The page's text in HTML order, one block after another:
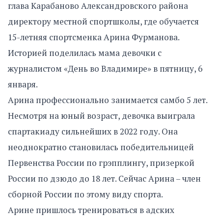
глава Карабаново Александровского района
директору местной спортшколы, где обучается
15-летняя спортсменка Арина Фурманова.
Историей поделилась мама девочки с
журналистом «День во Владимире» в пятницу, 6
января.
Арина профессионально занимается самбо 5 лет.
Несмотря на юный возраст, девочка выиграла
спартакиаду сильнейших в 2022 году. Она
неоднократно становилась победительницей
Первенства России по грэпплингу, призеркой
России по дзюдо до 18 лет. Сейчас Арина – член
сборной России по этому виду спорта.
Арине пришлось тренироваться в адских